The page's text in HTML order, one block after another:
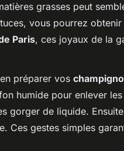
grasses peut
vous pourrez
Paris, ces joyaux de la
préparer vos
humide pour enlever
gorger de liquide.
Ces gestes simples